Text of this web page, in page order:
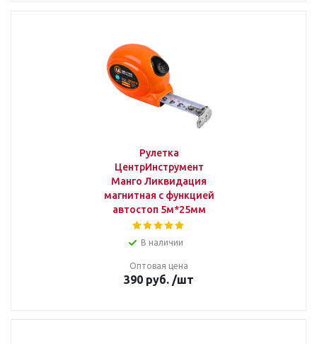
Рулетка
ЦентрИнструмент
Манго Ликвидация
магнитная с функцией
автостоп 5м*25мм
В наличии
Оптовая цена
390 руб. /шт